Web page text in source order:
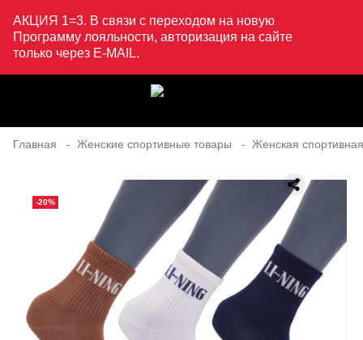
АКЦИЯ 1=3. В связи с переходом на новую
Программу лояльности, авторизация на сайте
только через E-MAIL.
Главная Женские спортивные товары Женская
-20%